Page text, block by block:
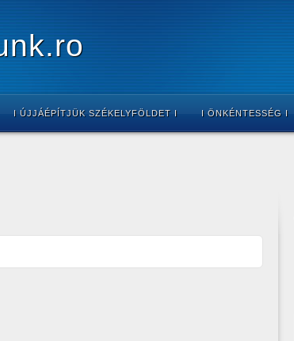
I ÚJJÁÉPÍTJÜK SZÉKELYFÖLDET I I ÖNKÉNTESSÉG I